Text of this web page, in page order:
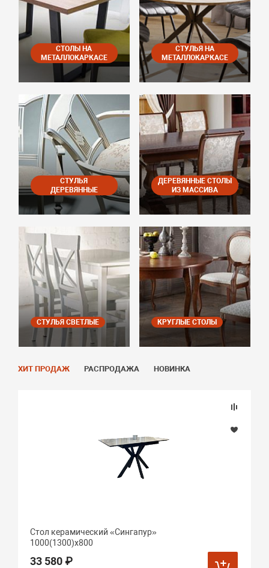
СТОЛЫ НА
МЕТАЛЛОКАРКАСЕ
СТУЛЬЯ НА
МЕТАЛЛОКАРКАСЕ
СТУЛЬЯ
ДЕРЕВЯННЫЕ
ДЕРЕВЯННЫЕ СТОЛЫ
ИЗ МАССИВА
СТУЛЬЯ СВЕТЛЫЕ КРУГЛЫЕ СТОЛЫ
ХИТ ПРОДАЖ РАСПРОДАЖА НОВИНКА
Стол керамический «Сингапур»
1000(1300)х800
33 580 ₽